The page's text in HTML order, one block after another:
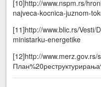
[10]http://www.nspm.rs/
najveca-kocnica-juznom-
[11]http://www.blic.rs/Vesti/
ministarku-energetike
[12]http://www.merz.gov.rs/